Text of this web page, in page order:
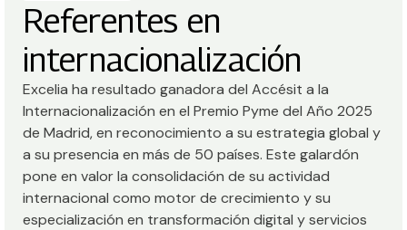
Referentes en
internacionalización
Excelia ha resultado ganadora del Accésit a la
Internacionalización en el Premio Pyme del Año 2025
de Madrid, en reconocimiento a su estrategia global y
a su presencia en más de 50 países. Este galardón
pone en valor la consolidación de su actividad
internacional como motor de crecimiento y su
especialización en transformación digital y servicios